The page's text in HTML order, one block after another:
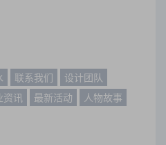
联系我们
设计团队
资讯 最新活动
人物故事